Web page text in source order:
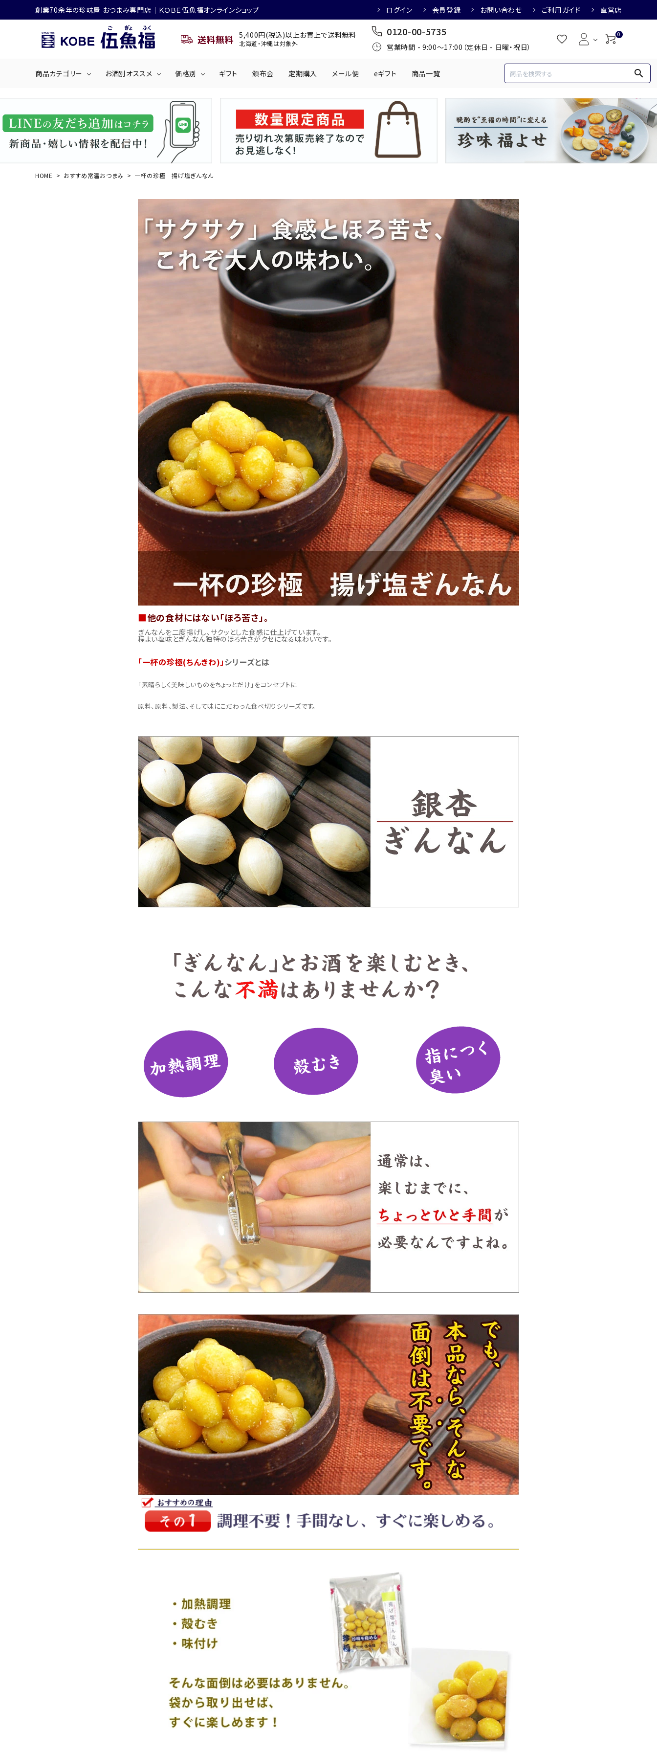
創業70余年の珍味屋 おつまみ専門店│ＫＯＢＥ伍魚福オンラインショップ ログイン 会員登録 お問い合わせ ご利用ガイド 直営店
送料無料 5,400円(税込)以上お買上で送料無料
北海道・沖縄は対象外
0120-00-5735
営業時間 - 9:00～17:00（定休日 - 日曜・祝日）
0
商品カテゴリー
くぎ煮 海産物 乳製品 かわきもの
佃煮・ごはんのおとも 丸う
お酒別オススメ
日本酒におすすめ 焼酎におすすめ
価格別
501円～1,000円 1,001円～2,000円 2,001円～3,000円 3,001円～4,000円
4,001円～5,000円 5,001円～
ギフト 頒布会 定期購入 メール便 eギフト 商品一覧 search
ACCOUNT MENU
ログイン 会員登録
HOME おすすめ常温おつまみ 一杯の珍極 揚げ塩ぎんなん
■他の食材にはない「ほろ苦さ」。
ぎんなんを二度揚げし、サクッとした食感に仕上げています。
程よい塩味とぎんなん独特のほろ苦さがクセになる味わいです。
「一杯の珍極(ちんきわ)」シリーズとは
「素晴らしく美味しいものをちょっとだけ」をコンセプトに
原料、原料、製法、そして味にこだわった食べ切りシリーズです。